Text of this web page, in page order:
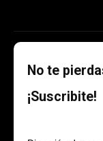
No te
¡Suscribite!